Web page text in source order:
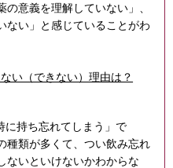
意義を理解していない」、
ない」と感じていることがわ
い（できない）理由は？
に持ち忘れてしまう」で
種類が多くて、つい飲み忘れ
ないといけないかわからな